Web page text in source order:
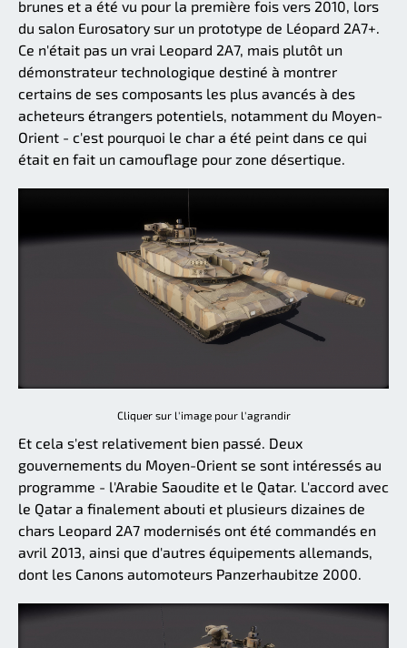
brunes et a été vu pour la première fois vers 2010, lors
du salon Eurosatory sur un prototype de Léopard 2A7+.
Ce n'était pas un vrai Leopard 2A7, mais plutôt un
démonstrateur technologique destiné à montrer
certains de ses composants les plus avancés à des
acheteurs étrangers potentiels, notamment du Moyen-
Orient - c'est pourquoi le char a été peint dans ce qui
était en fait un camouflage pour zone désertique.
Cliquer sur l'image pour l'agrandir
Et cela s'est relativement bien passé. Deux
gouvernements du Moyen-Orient se sont intéressés au
programme - l'Arabie Saoudite et le Qatar. L'accord avec
le Qatar a finalement abouti et plusieurs dizaines de
chars Leopard 2A7 modernisés ont été commandés en
avril 2013, ainsi que d'autres équipements allemands,
dont les Canons automoteurs Panzerhaubitze 2000.